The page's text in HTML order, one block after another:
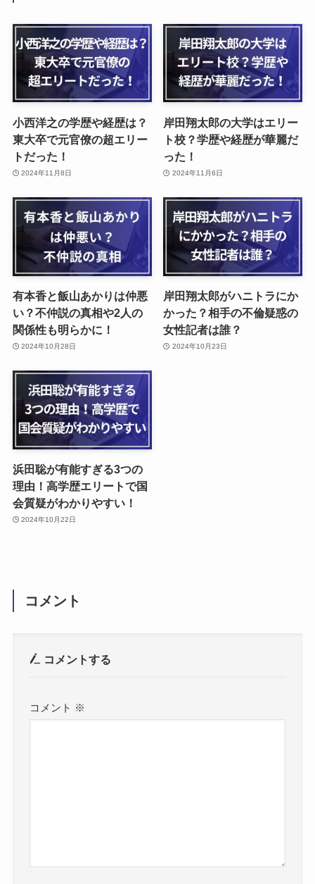
小西洋之の学歴や経歴は？
東大卒で元官僚の超エリー
トだった！
2024年11月8日
岸田翔太郎の大学はエリー
ト校？学歴や経歴が華麗だ
った！
2024年11月6日
有本香と飯山あかりは仲悪
い？不仲説の真相や2人の
関係性も明らかに！
2024年10月28日
岸田翔太郎がハニトラにか
かった？相手の不倫疑惑の
女性記者は誰？
2024年10月23日
浜田聡が有能すぎる3つの
理由！高学歴エリートで国
会質疑がわかりやすい！
2024年10月22日
コメント
コメントする
コメント ※